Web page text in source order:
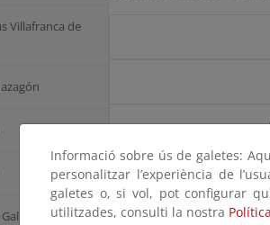
Villafranca de
(Bizkaia)
INTERÉS GENERAL
En la Ley 6/2018, de 3
disposición adicional
Informació sobre ús de galetes:
personalitzar l’experiència de
galetes o, si vol, pot configurar
utilitzades, consulti la nostra